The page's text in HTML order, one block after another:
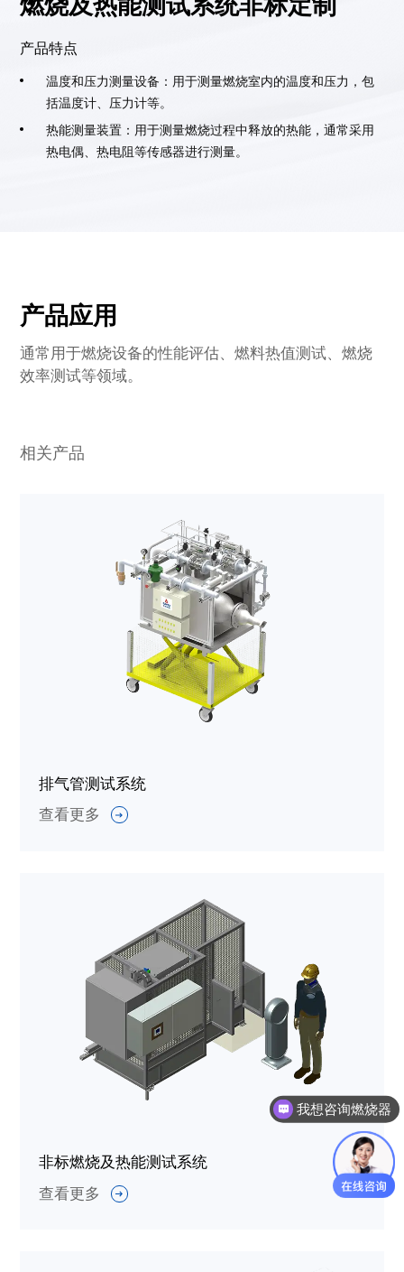
产品特点
温度和压力测量设备：用于测量燃烧室内的温度和压力，包
括温度计、压力计等。
热能测量装置：用于测量燃烧过程中释放的热能，通常采用
热电偶、热电阻等传感器进行测量。
产品应用
通常用于燃烧设备的性能评估、燃料热值测试、燃烧
效率测试等领域。
相关产品
排气管测试系统
查看更多
非标燃烧及热能测试系统
查看更多
我想咨询燃烧器